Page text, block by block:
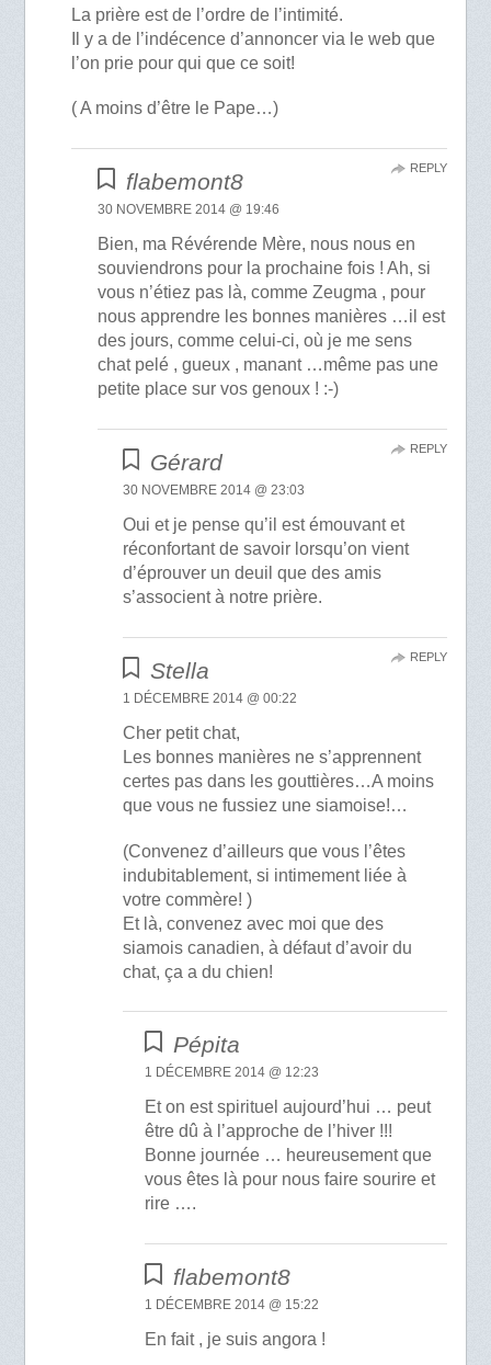
La prière est de l’ordre de l’intimité.
Il y a de l’indécence d’annoncer via le web que
l’on prie pour qui que ce soit!
( A moins d’être le Pape…)
flabemont8
30 NOVEMBRE 2014 @ 19:46
Bien, ma Révérende Mère, nous nous en
souviendrons pour la prochaine fois ! Ah, si
vous n’étiez pas là, comme Zeugma , pour
nous apprendre les bonnes manières …il est
des jours, comme celui-ci, où je me sens
chat pelé , gueux , manant …même pas une
petite place sur vos genoux ! :-)
REPLY
Gérard
30 NOVEMBRE 2014 @ 23:03
Oui et je pense qu’il est émouvant et
réconfortant de savoir lorsqu’on vient
d’éprouver un deuil que des amis
s’associent à notre prière.
REPLY
Stella
1 DÉCEMBRE 2014 @ 00:22
Cher petit chat,
Les bonnes manières ne s’apprennent
certes pas dans les gouttières…A moins
que vous ne fussiez une siamoise!…
(Convenez d’ailleurs que vous l’êtes
indubitablement, si intimement liée à
votre commère! )
Et là, convenez avec moi que des
siamois canadien, à défaut d’avoir du
chat, ça a du chien!
REPLY
Pépita
1 DÉCEMBRE 2014 @ 12:23
Et on est spirituel aujourd’hui … peut
être dû à l’approche de l’hiver !!!
Bonne journée … heureusement que
vous êtes là pour nous faire sourire et
rire ….
flabemont8
1 DÉCEMBRE 2014 @ 15:22
En fait , je suis angora !